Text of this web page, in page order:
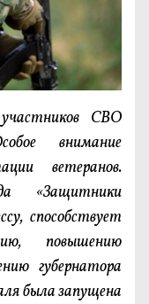
СВО
внимание
ветеранов.
«Защитники
способствует
повышению
губернатора
была запущена